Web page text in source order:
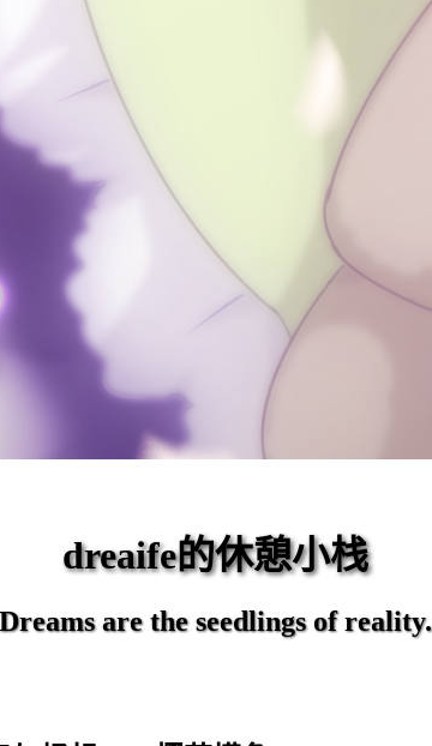
dreaife的休憩小栈
Dreams are the seedlings of reality.